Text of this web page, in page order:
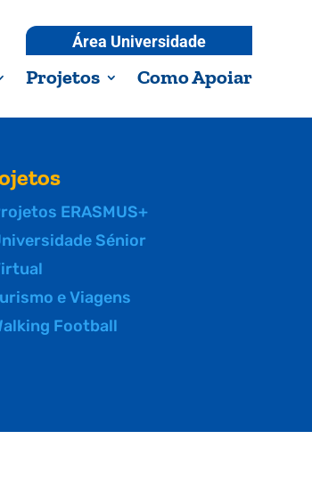
Área Universidade
Projetos Como Apoiar
ERASMUS+
Sénior
e Viagens
Football